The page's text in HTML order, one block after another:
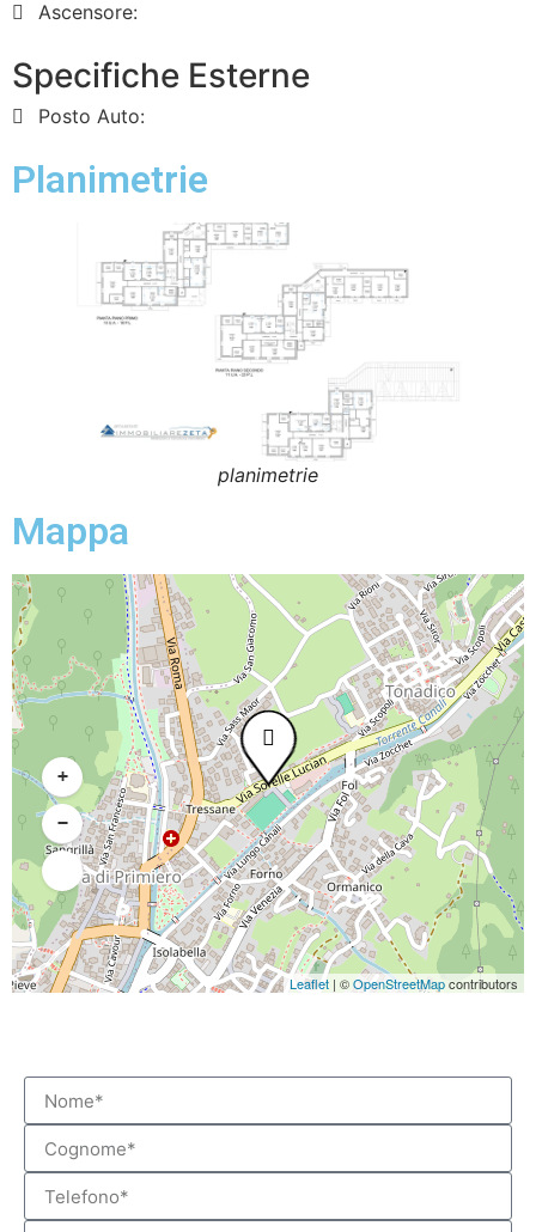
Ascensore:
Specifiche Esterne
Posto Auto:
Planimetrie
planimetrie
Mappa
+
−
Leaflet | ©OpenStreetMapcontributors